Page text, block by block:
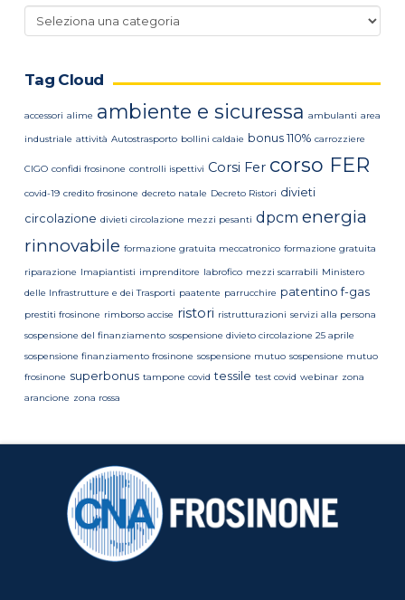
Categorie
news
Tag Cloud
accessori alime ambiente e sicuressa ambulanti area
industriale attività Autostrasporto bollini caldaie bonus 110% carrozziere
CIGO confidi frosinone controlli ispettivi Corsi Fer corso FER
covid-19 credito frosinone decreto natale Decreto Ristori divieti
circolazione divieti circolazione mezzi pesanti dpcm energia
rinnovabile formazione gratuita meccatronico formazione gratuita
riparazione Imapiantisti imprenditore labrofico mezzi scarrabili Ministero
delle Infrastrutture e dei Trasporti paatente parrucchire patentino f-gas
prestiti frosinone rimborso accise ristori ristrutturazioni servizi alla persona
sospensione del finanziamento sospensione divieto circolazione 25 aprile
sospensione finanziamento frosinone sospensione mutuo sospensione mutuo
frosinone superbonus tampone covid tessile test covid webinar zona
arancione zona rossa